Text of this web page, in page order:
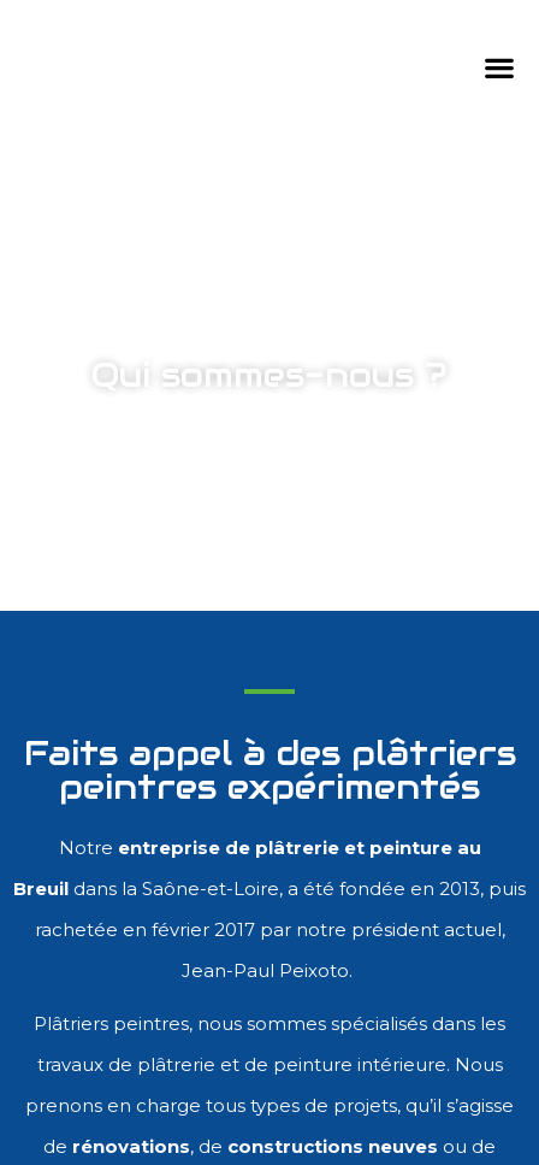
Qui sommes-nous ?
Faits appel à des plâtriers
peintres expérimentés
Notre entreprise de plâtrerie et peinture au
Breuil dans la Saône-et-Loire, a été fondée en 2013, puis
rachetée en février 2017 par notre président actuel,
Jean-Paul Peixoto.
Plâtriers peintres, nous sommes spécialisés dans les
travaux de plâtrerie et de peinture intérieure. Nous
prenons en charge tous types de projets, qu’il s’agisse
de rénovations, de constructions neuves ou de